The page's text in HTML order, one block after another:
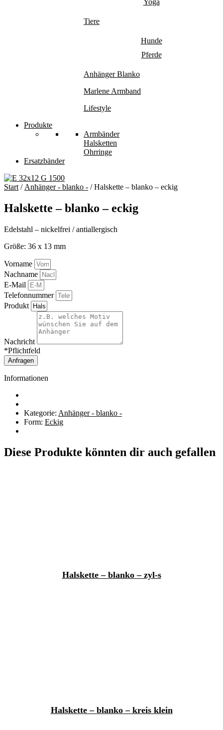
Yoga
Tiere
Hunde
Pferde
Anhänger Blanko
Marlene Armband
Lifestyle
Produkte
Armbänder
Halsketten
Ohrringe
Ersatzbänder
Start / Anhänger - blanko - / Halskette – blanko – eckig
Halskette – blanko – eckig
Edelstahl – nickelfrei / antiallergisch
Größe: 36 x 13 mm
Vorname
Nachname
E-Mail
Telefonnummer
Produkt
Nachricht
*Pflichtfeld
Anfragen
Informationen
Kategorie: Anhänger - blanko -
Form: Eckig
Diese Produkte könnten dir auch gefallen
Halskette – blanko – zyl-s
Halskette – blanko – kreis klein